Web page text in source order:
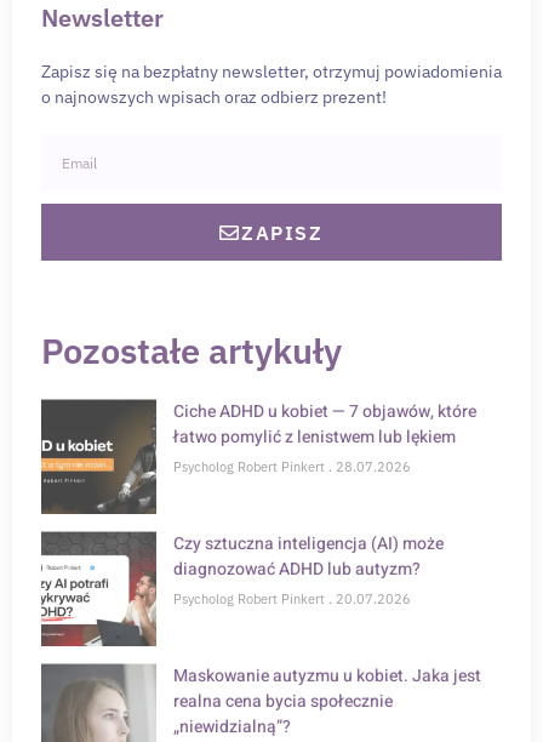
Newsletter
Zapisz się na bezpłatny newsletter, otrzymuj powiadomienia
o najnowszych wpisach oraz odbierz prezent!
ZAPISZ
Pozostałe artykuły
Ciche ADHD u kobiet — 7 objawów, które
łatwo pomylić z lenistwem lub lękiem
Psycholog Robert Pinkert 28.07.2026
Czy sztuczna inteligencja (AI) może
diagnozować ADHD lub autyzm?
Psycholog Robert Pinkert 20.07.2026
Maskowanie autyzmu u kobiet. Jaka jest
realna cena bycia społecznie
„niewidzialną”?